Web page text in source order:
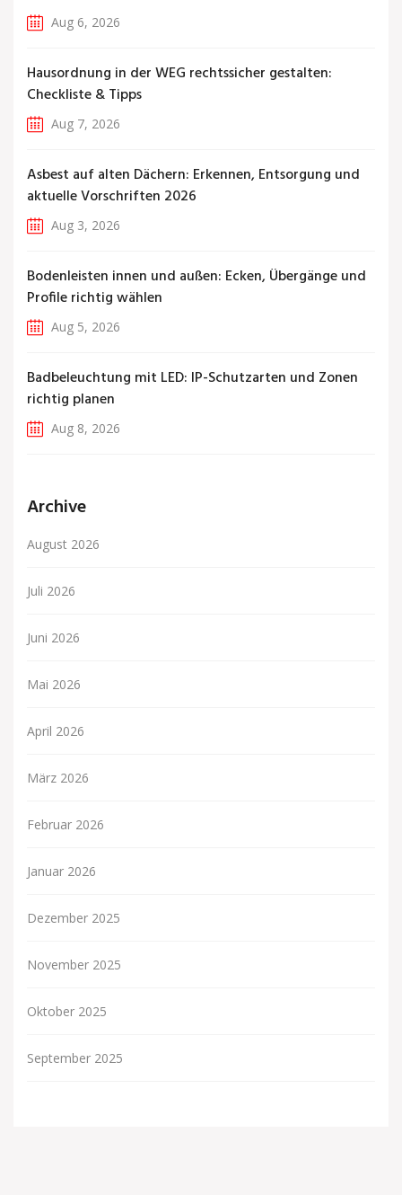
Aug 6, 2026
Hausordnung in der WEG rechtssicher gestalten:
Checkliste & Tipps
Aug 7, 2026
Asbest auf alten Dächern: Erkennen, Entsorgung und
aktuelle Vorschriften 2026
Aug 3, 2026
Bodenleisten innen und außen: Ecken, Übergänge und
Profile richtig wählen
Aug 5, 2026
Badbeleuchtung mit LED: IP-Schutzarten und Zonen
richtig planen
Aug 8, 2026
Archive
August 2026
Juli 2026
Juni 2026
Mai 2026
April 2026
März 2026
Februar 2026
Januar 2026
Dezember 2025
November 2025
Oktober 2025
September 2025